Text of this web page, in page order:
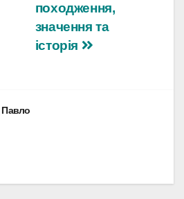
походження,
значення та
історія
Павло